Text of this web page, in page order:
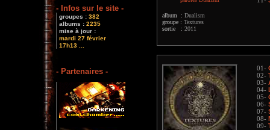
- Infos sur le site -
groupes : 382
albums : 2235
mise à jour :
mardi 27 février
17h13 ...
- Partenaires -
album : Dualism
groupe : Textures
sortie : 2011
01-
02-
03-
04-
05-
06-
07-
08-
09-